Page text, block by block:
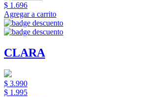
$ 1.696
Agregar a carrito
CLARA
$ 3.990
$ 1.995